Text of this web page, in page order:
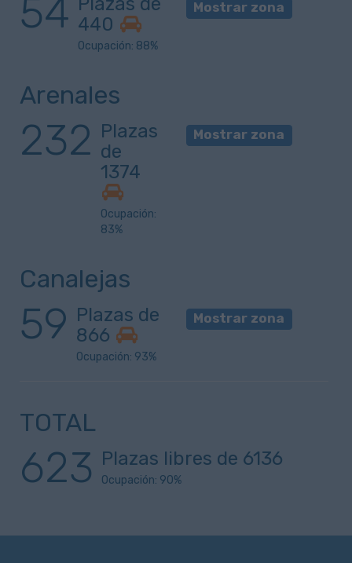
54 440
Ocupación: 88%
Mostrar zona
Arenales
232 Plazas
de
1374
Ocupación:
83%
Mostrar zona
Canalejas
59 Plazas de
866
Ocupación: 93%
Mostrar zona
TOTAL
623 Plazas libres de 6136
Ocupación: 90%